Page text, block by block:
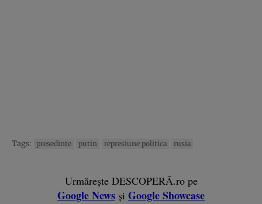
Tags: presedinte putin represiune politica rusia
Urmărește DESCOPERĂ.ro pe
Google News și Google Showcase